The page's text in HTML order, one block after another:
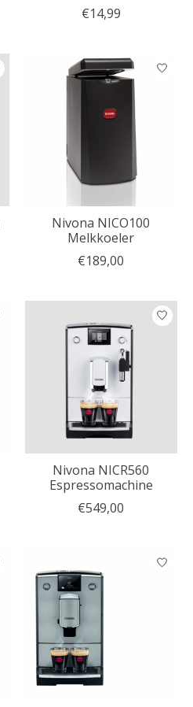
€14,99
Nivona NICO100
Melkkoeler
€189,00
Nivona NICR560
Espressomachine
€549,00